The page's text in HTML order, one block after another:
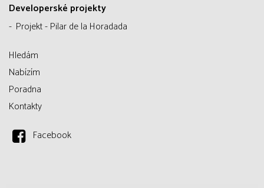
Developerské projekty
Projekt - Pilar de la Horadada
Hledám
Nabízím
Poradna
Kontakty
Facebook